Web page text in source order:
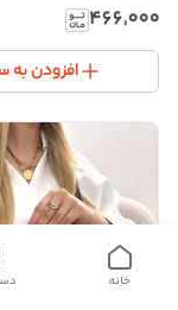
۴۶۶٬۰۰۰
افزودن به
خانه